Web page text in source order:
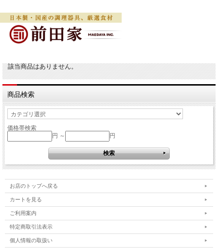
該当商品はありません。
商品検索
価格帯検索
円 ～
円
お店のトップへ戻る
カートを見る
ご利用案内
特定商取引法表示
個人情報の取扱い